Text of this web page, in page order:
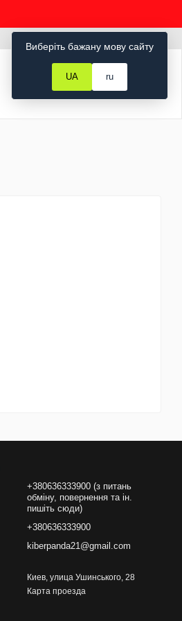
Мой заказ
+380636333900 (з питань
обміну, повернення та ін.
пишіть сюди)
+380636333900
kiberpanda21@gmail.com
Киев, улица Ушинського, 28
Карта проезда
Виберіть бажану мову сайту
UA ru